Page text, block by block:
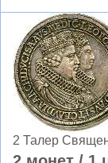
2 Талер